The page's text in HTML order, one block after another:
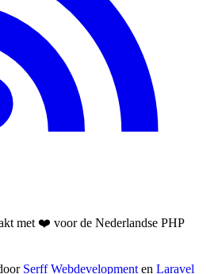
met ❤️ voor de Nederlandse PHP
Serff Webdevelopment en Laravel